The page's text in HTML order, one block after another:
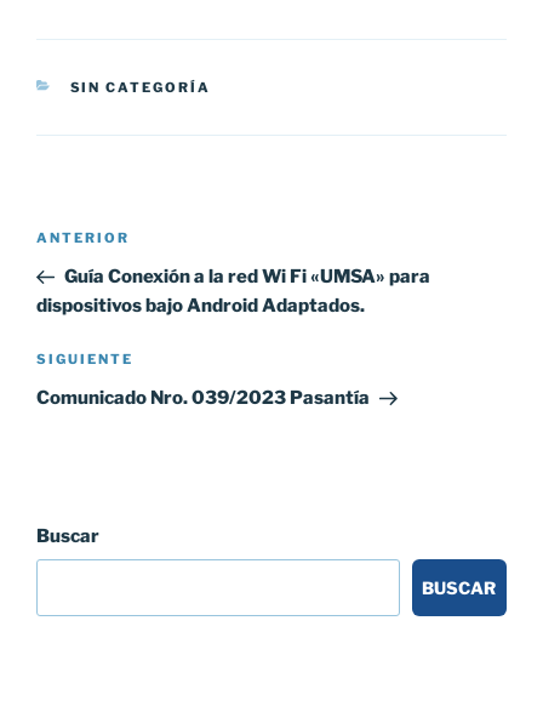
CATEGORÍAS
SIN CATEGORÍA
Navegación
entradas
Entrada
anterior:
ANTERIOR
Guía Conexión a la red Wi Fi «UMSA» para
dispositivos bajo Android Adaptados.
Siguiente
entrada
SIGUIENTE
Comunicado Nro. 039/2023 Pasantía
Buscar
BUSCAR